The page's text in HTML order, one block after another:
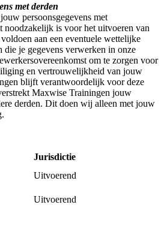
met derden
persoonsgegevens met
noodzakelijk is voor het uitvoeren van
aan een eventuele wettelijke
je gegevens verwerken in onze
om te zorgen voor
en vertrouwelijkheid van jouw
blijft verantwoordelijk voor deze
Maxwise Trainingen jouw
derden. Dit doen wij alleen met jouw
Jurisdictie
Uitvoerend
Uitvoerend